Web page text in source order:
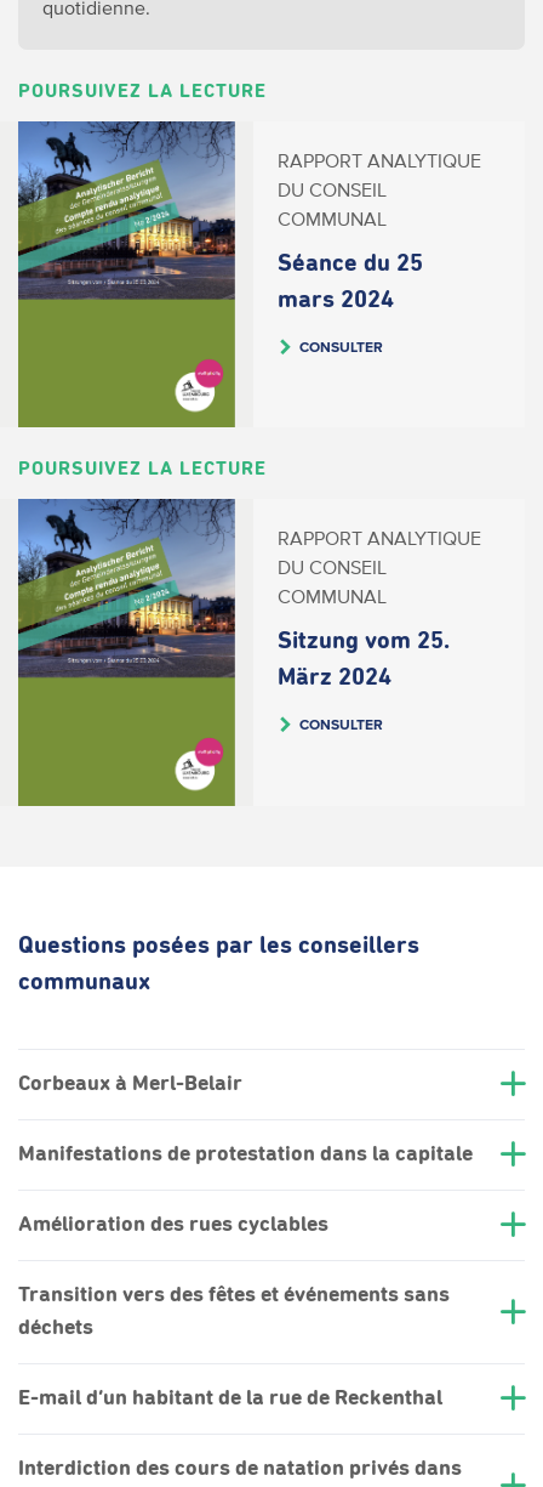
quotidienne.
POURSUIVEZ LA LECTURE
Séance du 25
mars 2024
RAPPORT ANALYTIQUE
DU CONSEIL
COMMUNAL
CONSULTER
POURSUIVEZ LA LECTURE
Sitzung vom 25.
März 2024
RAPPORT ANALYTIQUE
DU CONSEIL
COMMUNAL
CONSULTER
Questions posées par les conseillers
communaux
Corbeaux à Merl-Belair
Manifestations de protestation dans la capitale
Amélioration des rues cyclables
Transition vers des fêtes et événements sans
déchets
E-mail d’un habitant de la rue de Reckenthal
Interdiction des cours de natation privés dans